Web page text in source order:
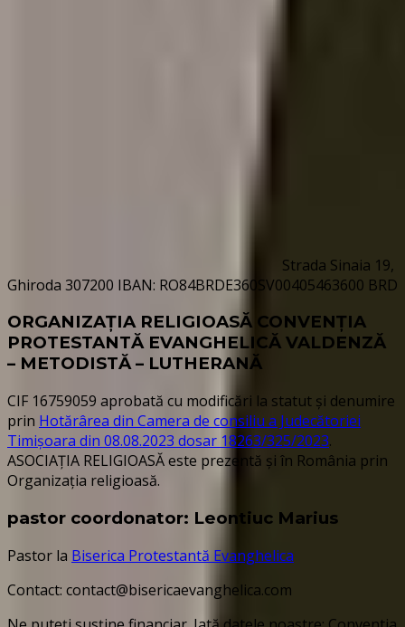
Strada Sinaia 19,
Ghiroda 307200 IBAN: RO84BRDE360SV00405463600 BRD
ORGANIZAȚIA RELIGIOASĂ CONVENŢIA
PROTESTANTĂ EVANGHELICĂ VALDENZĂ
– METODISTĂ – LUTHERANĂ
CIF 16759059 aprobată cu modificări la statut și denumire
prin Hotărârea din Camera de consiliu a Judecătoriei
Timișoara din 08.08.2023 dosar 18263/325/2023.
ASOCIAȚIA RELIGIOASĂ este prezentă și în România prin
Organizația religioasă.
pastor coordonator: Leontiuc Marius
Pastor la Biserica Protestantă Evanghelica
Contact: contact@bisericaevanghelica.com